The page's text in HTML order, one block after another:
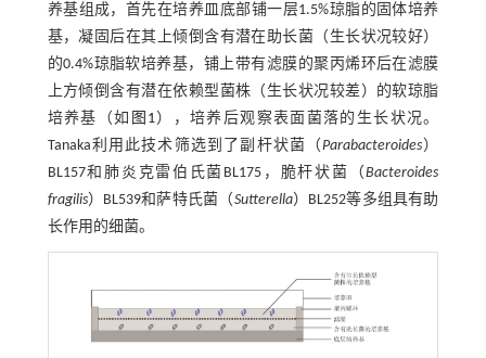
养基组成，首先在培养皿底部铺一层1.5%琼脂的固体培养
基，凝固后在其上倾倒含有潜在助长菌（生长状况较好）
的0.4%琼脂软培养基，铺上带有滤膜的聚丙烯环后在滤膜
上方倾倒含有潜在依赖型菌株（生长状况较差）的软琼脂
培养基（如 图1），培养后观察表面菌落的生长状况。
Tanaka利用此技术筛选到了副杆状菌（Parabacteroides ）
BL157和肺炎克雷伯氏菌BL175，脆杆状菌（Bacteroides
fragilis）BL539和萨特氏菌（ Sutterella）BL252等多组具有助
长作用的细菌。